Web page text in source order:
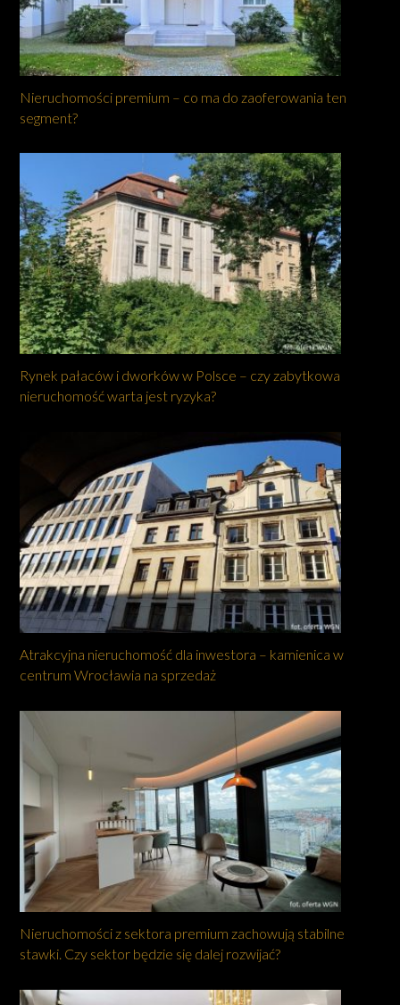
Nieruchomości premium – co ma do zaoferowania ten
segment?
Rynek pałaców i dworków w Polsce – czy zabytkowa
nieruchomość warta jest ryzyka?
Atrakcyjna nieruchomość dla inwestora – kamienica w
centrum Wrocławia na sprzedaż
Nieruchomości z sektora premium zachowują stabilne
stawki. Czy sektor będzie się dalej rozwijać?